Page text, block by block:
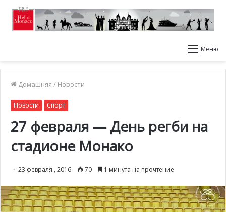
Меню
Домашняя / Новости
Новости Спорт
27 февраля — День регби на
стадионе Монако
23 февраля , 2016 70 1 минута на прочтение